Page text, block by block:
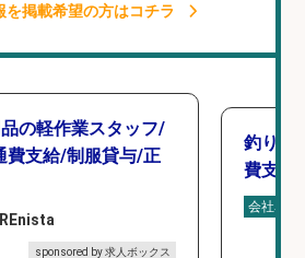
を掲載希望の方はコチラ
の軽作業スタッフ/
費支給/制服貸与/正
sponsored by 求人ボックス
釣り具
費支給
会社名